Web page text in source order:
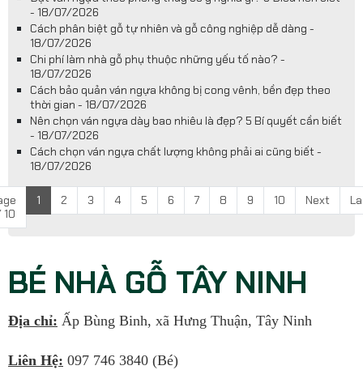
- 18/07/2026
Cách phân biệt gỗ tự nhiên và gỗ công nghiệp dễ dàng -
18/07/2026
Chi phí làm nhà gỗ phụ thuộc những yếu tố nào? -
18/07/2026
Cách bảo quản ván ngựa không bị cong vênh, bền đẹp theo
thời gian - 18/07/2026
Nên chọn ván ngựa dày bao nhiêu là đẹp? 5 Bí quyết cần biết
- 18/07/2026
Cách chọn ván ngựa chất lượng không phải ai cũng biết -
18/07/2026
10
1 2 3 4 5 6 7 8 9 10 Next
BÉ NHÀ GỖ TÂY NINH
Địa chỉ: Ấp Bùng Binh, xã Hưng Thuận, Tây Ninh
Liên Hệ: 097 746 3840 (Bé)